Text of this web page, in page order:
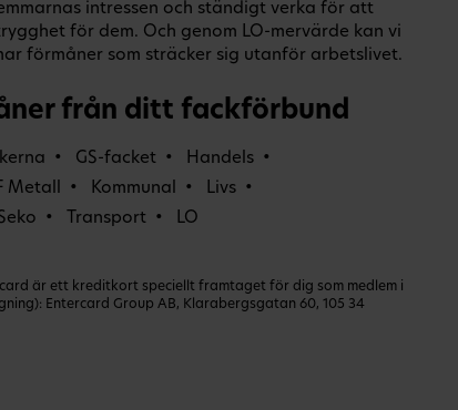
intressen och ständigt verka för att
för dem. Och genom LO-mervärde kan vi
förmåner som sträcker sig utanför arbetslivet.
från ditt fackförbund
GS-facket
Handels
Metall Kommunal
Livs
Transport LO
är ett kreditkort speciellt framtaget för dig som medlem i
Entercard Group AB, Klarabergsgatan 60, 105 34